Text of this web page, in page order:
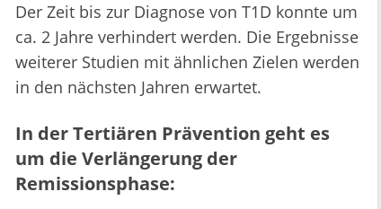
Der Zeit bis zur Diagnose von T1D konnte um
ca. 2 Jahre verhindert werden. Die Ergebnisse
weiterer Studien mit ähnlichen Zielen werden
in den nächsten Jahren erwartet.
In der Tertiären Prävention geht es
um die Verlängerung der
Remissionsphase: